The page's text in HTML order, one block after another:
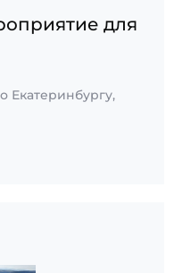
для
Екатеринбургу,